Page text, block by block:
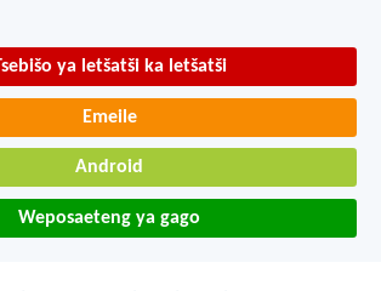
ya letšatši ka letšatši
Emeile
Android
Weposaeteng ya gago